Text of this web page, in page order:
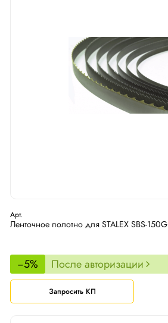
Арт.
Ленточное полотно для STALEX SBS-150G
−5% После авторизации
Запросить КП